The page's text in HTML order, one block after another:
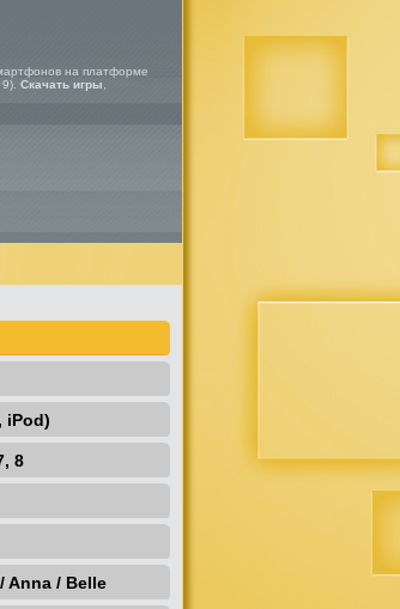
на платформе
Скачать игры
iPod)
8
Anna / Belle